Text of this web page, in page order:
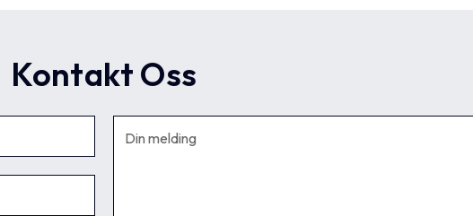
Kontakt Oss